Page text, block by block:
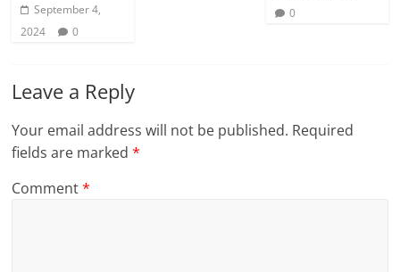
September 4,
2024
0
0
Leave a Reply
Your email address will not be published. Required
fields are marked*
Comment*